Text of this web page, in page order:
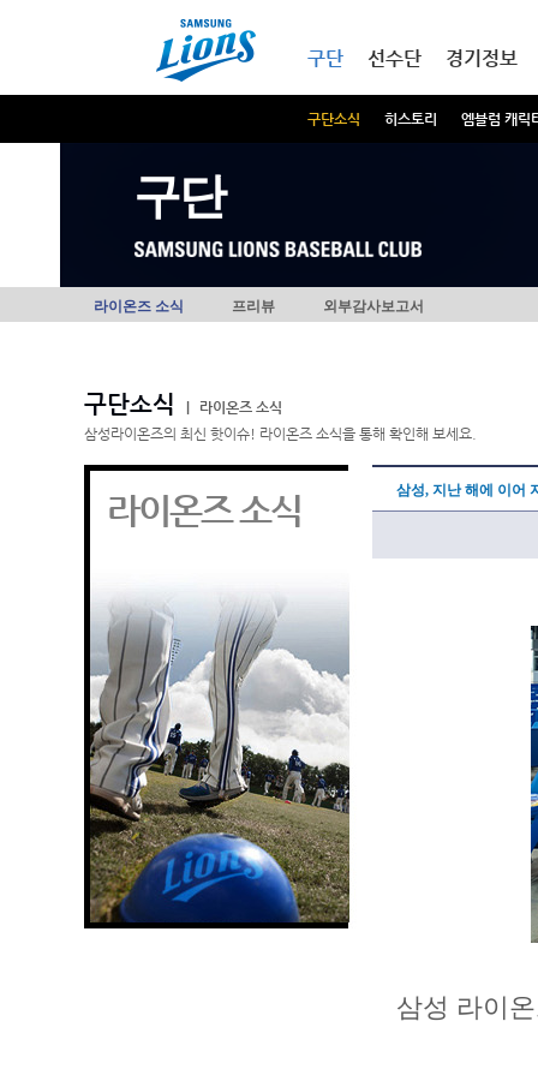
구단
구단소식 히스토리 엠블럼 캐릭
선수단 경기정보
구단
라이온즈 소식 프리뷰 외부감사보고서
구단소식
라이온즈 소식
삼성라이온즈의 최신 핫이슈! 라이온즈 소식을 통해 확인해 보세요.
라이온즈 소식 삼성, 지난 해에 이어
삼성 라이